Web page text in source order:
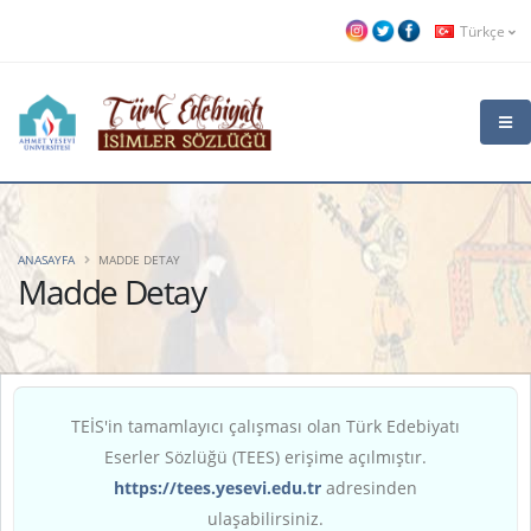
Türkçe
Madde Detay
ANASAYFA MADDE DETAY
TEİS'in tamamlayıcı çalışması olan Türk Edebiyatı
Eserler Sözlüğü (TEES) erişime açılmıştır.
https://tees.yesevi.edu.tr adresinden
ulaşabilirsiniz.